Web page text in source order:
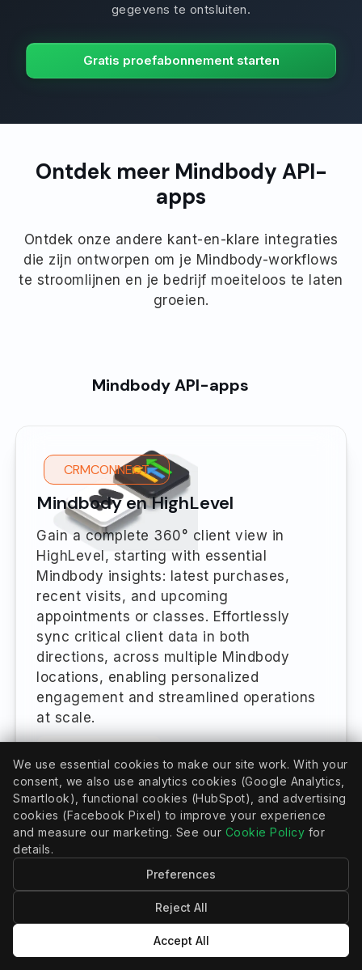
gegevens te ontsluiten.
Gratis proefabonnement starten
Ontdek meer Mindbody API-
apps
Ontdek onze andere kant-en-klare integraties
die zijn ontworpen om je Mindbody-workflows
te stroomlijnen en je bedrijf moeiteloos te laten
groeien.
Mindbody API-apps
CRMCONNECT
Mindbody en HighLevel
Gain a complete 360° client view in
HighLevel, starting with essential
Mindbody insights: latest purchases,
recent visits, and upcoming
appointments or classes. Effortlessly
sync critical client data in both
directions, across multiple Mindbody
locations, enabling personalized
engagement and streamlined operations
at scale.
Mindbody en HubSpot
We use essential cookies to make our site work. With your
consent, we also use analytics cookies (Google Analytics,
Smartlook), functional cookies (HubSpot), and advertising
cookies (Facebook Pixel) to improve your experience
and measure our marketing. See our Cookie Policy for
details.
Preferences
Reject All
Accept All